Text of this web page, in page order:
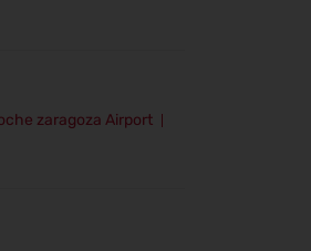
zaragoza Airport